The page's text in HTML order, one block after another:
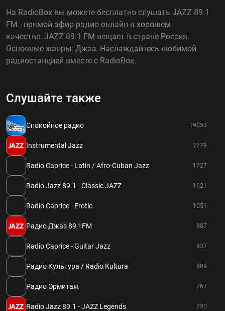
На RadioBox вы можете бесплатно слушать JAZZ 89.1
FM - прямой эфир радио онлайн в хорошем
качестве. JAZZ 89.1 FM вещает в стране Россия.
Основные жанры: Джаз. Наслаждайтесь любимой
радиостанцией вместе с RadioBox.
Слушайте также
Спокойное радио 19053
Instrumental Jazz 2779
Radio Caprice - Latin / Afro-Cuban Jazz 1727
Radio Jazz 89.1 - Classic JAZZ 1621
Radio Caprice - Erotic 1051
Радио Джаз 89,1FM 887
Radio Caprice - Guitar Jazz 837
Радио Культура / Radio Kultura 809
Радио Эрмитаж 767
Radio Jazz 89.1 - JAZZ Legends 750